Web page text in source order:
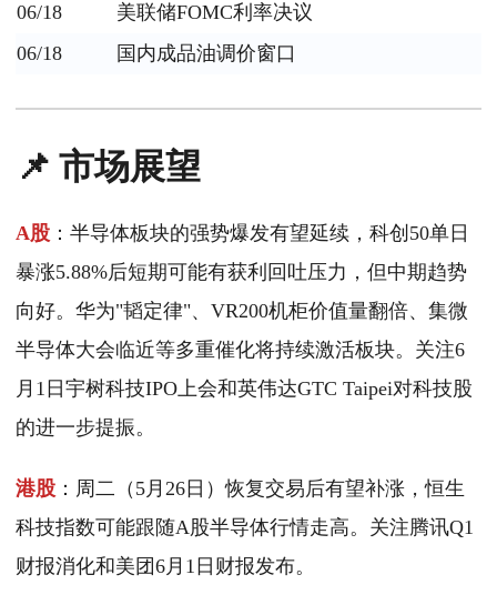
06/18
美联储FOMC利率决议
06/18
国内成品油调价窗口
📌 市场展望
A股 ：半导体板块的强势爆发有望延续，科创50单日
暴涨5.88%后短期可能有获利回吐压力，但中期趋势
向好。华为"韬定律"、VR200机柜价值量翻倍、集微
半导体大会临近等多重催化将持续激活板块。关注6
月1日宇树科技IPO上会和英伟达GTC Taipei对科技股
的进一步提振。
港股 ：周二（5月26日）恢复交易后有望补涨，恒生
科技指数可能跟随A股半导体行情走高。关注腾讯Q1
财报消化和美团6月1日财报发布。